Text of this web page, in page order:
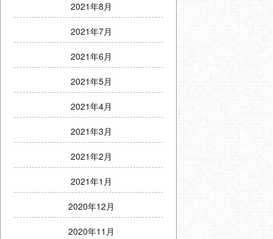
2021年8月
2021年7月
2021年6月
2021年5月
2021年4月
2021年3月
2021年2月
2021年1月
2020年12月
2020年11月